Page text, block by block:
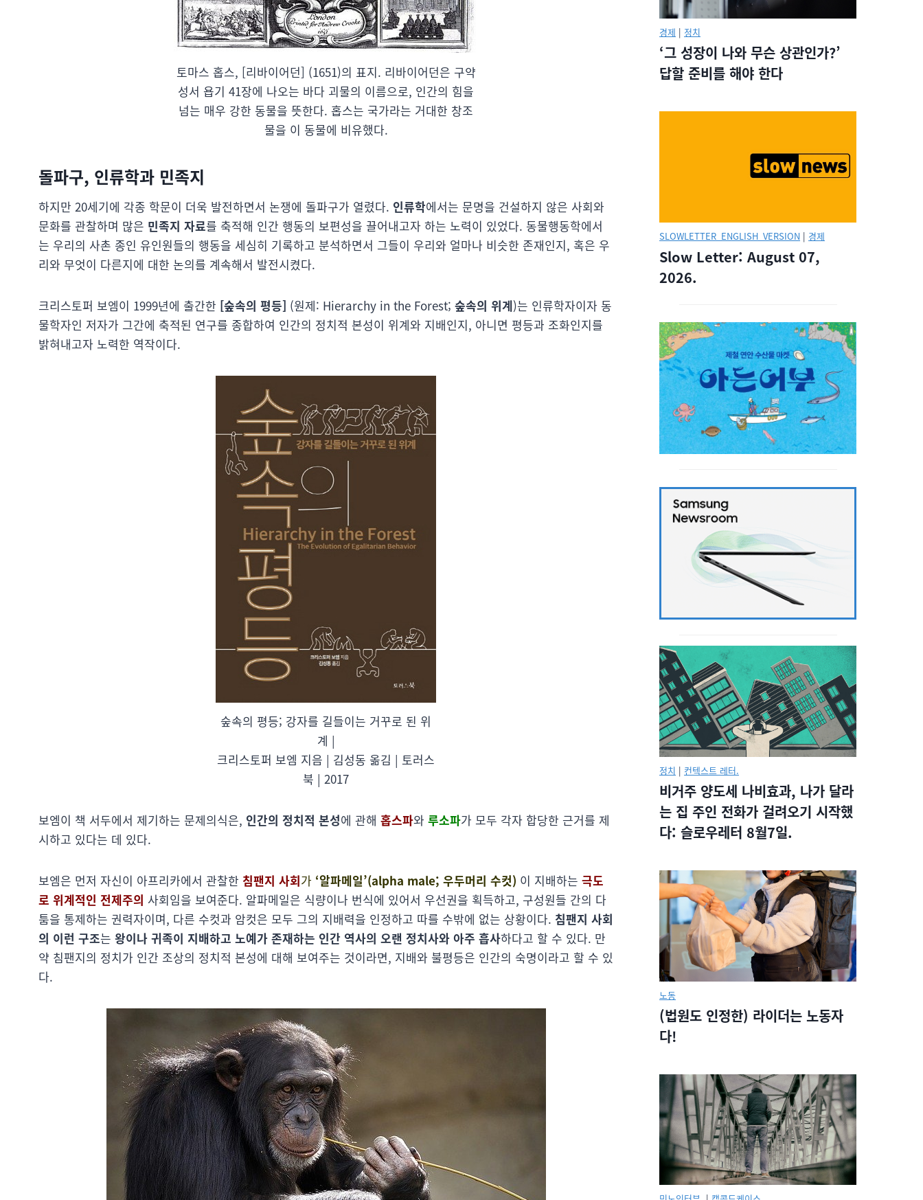
토마스 홉스, [리바이어던] (1651)의 표지. 리바이어던은 구약
성서 욥기 41장에 나오는 바다 괴물의 이름으로, 인간의 힘을
넘는 매우 강한 동물을 뜻한다. 홉스는 국가라는 거대한 창조
물을 이 동물에 비유했다.
돌파구, 인류학과 민족지
하지만 20세기에 각종 학문이 더욱 발전하면서 논쟁에 돌파구가 열렸다. 인류학에서는 문명을 건설하지 않은 사회와
문화를 관찰하며 많은 민족지 자료를 축적해 인간 행동의 보편성을 끌어내고자 하는 노력이 있었다. 동물행동학에서
는 우리의 사촌 종인 유인원들의 행동을 세심히 기록하고 분석하면서 그들이 우리와 얼마나 비슷한 존재인지, 혹은 우
리와 무엇이 다른지에 대한 논의를 계속해서 발전시켰다.
크리스토퍼 보엠이 1999년에 출간한 [숲속의 평등] (원제: Hierarchy in the Forest; 숲속의 위계)는 인류학자이자 동
물학자인 저자가 그간에 축적된 연구를 종합하여 인간의 정치적 본성이 위계와 지배인지, 아니면 평등과 조화인지를
밝혀내고자 노력한 역작이다.
숲속의 평등; 강자를 길들이는 거꾸로 된 위
계 |
크리스토퍼 보엠 지음 | 김성동 옮김 | 토러스
북 | 2017
보엠이 책 서두에서 제기하는 문제의식은, 인간의 정치적 본성에 관해 홉스파와 루소파가 모두 각자 합당한 근거를 제
시하고 있다는 데 있다.
보엠은 먼저 자신이 아프리카에서 관찰한 침팬지 사회가 ‘알파메일’(alpha male; 우두머리 수컷) 이 지배하는 극도
로 위계적인 전제주의 사회임을 보여준다. 알파메일은 식량이나 번식에 있어서 우선권을 획득하고, 구성원들 간의 다
툼을 통제하는 권력자이며, 다른 수컷과 암컷은 모두 그의 지배력을 인정하고 따를 수밖에 없는 상황이다. 침팬지 사회
의 이런 구조는 왕이나 귀족이 지배하고 노예가 존재하는 인간 역사의 오랜 정치사와 아주 흡사하다고 할 수 있다. 만
약 침팬지의 정치가 인간 조상의 정치적 본성에 대해 보여주는 것이라면, 지배와 불평등은 인간의 숙명이라고 할 수 있
다.
경제 | 정치
‘그 성장이 나와 무슨 상관인가?’
답할 준비를 해야 한다
SLOWLETTER_ENGLISH_VERSION | 경제
Slow Letter: August 07,
2026.
정치 | 컨텍스트 레터.
비거주 양도세 나비효과, 나가 달라
는 집 주인 전화가 걸려오기 시작했
다: 슬로우레터 8월7일.
노동
(법원도 인정한) 라이더는 노동자
다!